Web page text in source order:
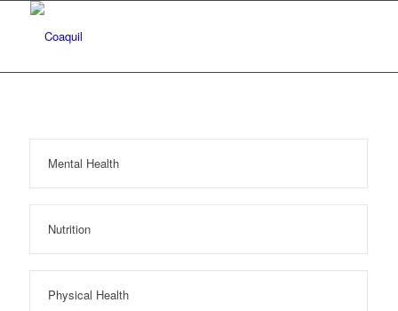
Mental Health
Nutrition
Physical Health